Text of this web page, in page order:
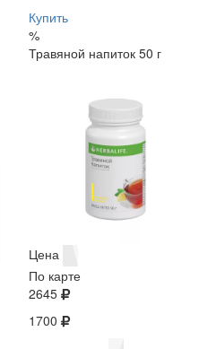
Купить
%
Травяной напиток 50 г
Цена
По карте
2645
1700